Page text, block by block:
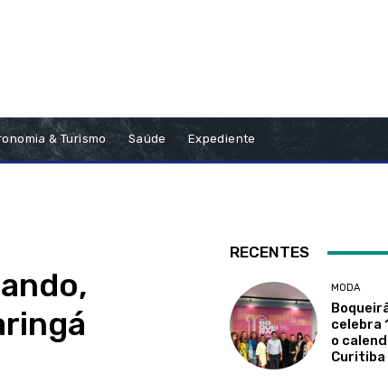
& Turismo Saúde Expediente
RECENTES
MODA
celebra
o
Curitiba